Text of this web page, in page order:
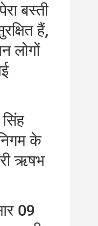
बस्ती
हैं,
लोगों
के
ऋषभ
09